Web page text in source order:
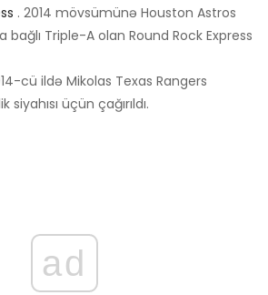
. 2014 mövsümünə Houston Astros
Triple-A olan Round Rock Express
cü ildə Mikolas Texas Rangers
üçün çağırıldı.
ad